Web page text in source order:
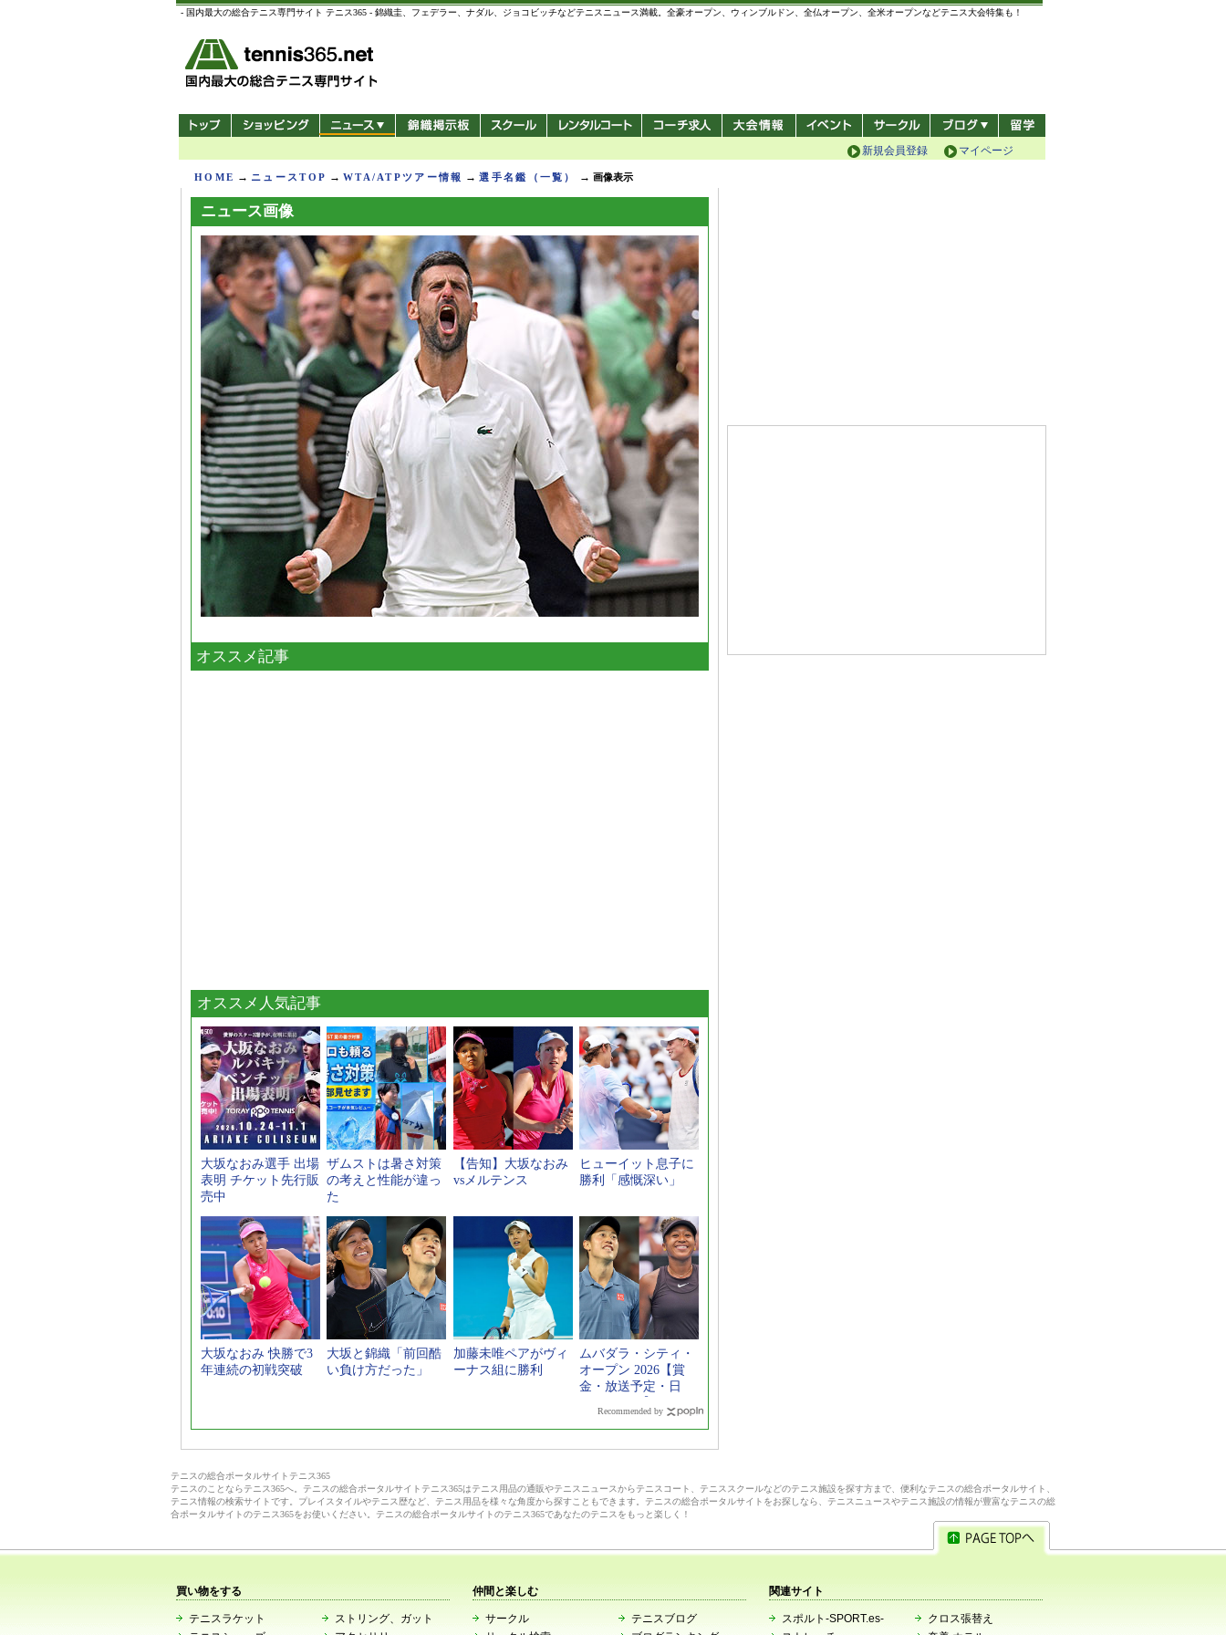
- 国内最大の総合テニス専門サイト テニス365 - 錦織圭、フェデラー、ナダル、ジョコビッチなどテニスニュース満載。全豪オープン、ウィンブルドン、全仏オープン、全米オープンなどテニス大会特集も！
マイページ
新規会員登録
HOME → ニュースTOP →WTA/ATPツアー情報 →選手名鑑（一覧） → 画像表示
ニュース画像
オススメ記事
オススメ人気記事
大坂なおみ選手 出場
表明 チケット先行販
売中
ザムストは暑さ対策
の考えと性能が違っ
た
【告知】大坂なおみ
vsメルテンス
ヒューイット息子に
勝利「感慨深い」
大坂なおみ 快勝で3
年連続の初戦突破
大坂と錦織「前回酷
い負け方だった」
加藤未唯ペアがヴィ
ーナス組に勝利
ムバダラ・シティ・
オープン 2026【賞
金・放送予定・日
Recommended by
テニスの総合ポータルサイトテニス365
テニスのことならテニス365へ。テニスの総合ポータルサイトテニス365はテニス用品の通販やテニスニュースからテニスコート、テニススクールなどのテニス施設を探す方まで、便利なテニスの総合ポータルサイト、
テニス情報の検索サイトです。プレイスタイルやテニス歴など、テニス用品を様々な角度から探すこともできます。テニスの総合ポータルサイトをお探しなら、テニスニュースやテニス施設の情報が豊富なテニスの総
合ポータルサイトのテニス365をお使いください。テニスの総合ポータルサイトのテニス365であなたのテニスをもっと楽しく！
買い物をする
テニスラケット
ストリング、ガット
仲間と楽しむ
サークル
テニスブログ
関連サイト
スポルト-SPORT.es-
クロス張替え